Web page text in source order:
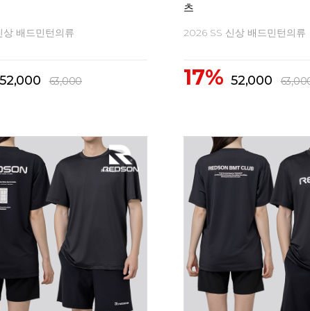
배드민턴의류
52,000 63,000
츠
2026 SS 신상 배드민턴의류
17% 52,000